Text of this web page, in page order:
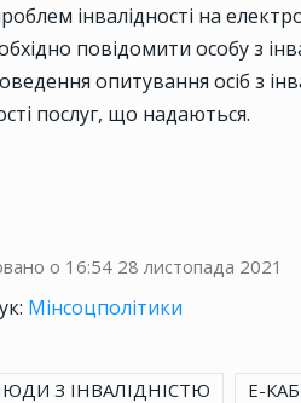
інвалідності на
повідомити особу з
опитування осіб з
послуг, що надаються.
о 16:54 28 листопада 2021
Мінсоцполітики
З ІНВАЛІДНІСТЮ Е-